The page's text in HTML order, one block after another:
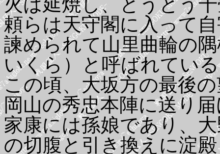
頼らは天守閣に入って
諫められて山里曲輪の
いくら）と呼ばれてい
この頃、大坂方の最後
岡山の秀忠本陣に送り
家康には孫娘であり、
の切腹と引き換えに淀